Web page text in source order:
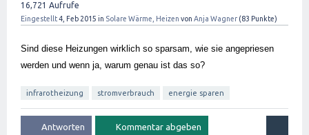
16,721 Aufrufe
Eingestellt4, Feb 2015 in Solare Wärme, Heizen von Anja Wagner (83 Punkte)
Sind diese Heizungen wirklich so sparsam, wie sie angepriesen
werden und wenn ja, warum genau ist das so?
infrarotheizung stromverbrauch energie sparen